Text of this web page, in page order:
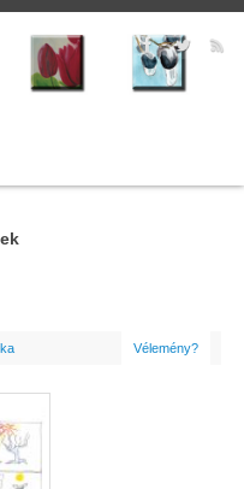
Vélemény?